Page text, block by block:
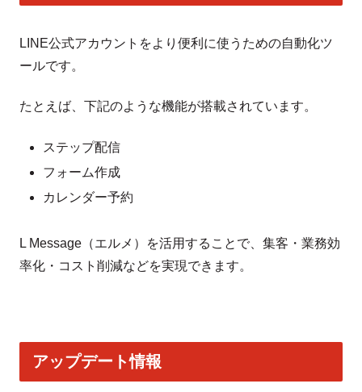
LINE公式アカウントをより便利に使うための自動化ツ
ールです。
たとえば、下記のような機能が搭載されています。
ステップ配信
フォーム作成
カレンダー予約
L Message（エルメ）を活用することで、集客・業務効
率化・コスト削減などを実現できます。
アップデート情報